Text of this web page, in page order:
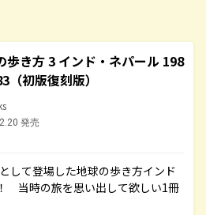
歩き方 3 インド・ネパール 198
（初版復刻版）
発売
して登場した地球の歩き方インド
当時の旅を思い出して欲しい1冊